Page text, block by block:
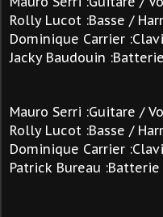
Rolly Lucot :Basse /
Dominique Carrier
Jacky Baudouin
Mauro Serri :Guitare /
Rolly Lucot :Basse /
Dominique Carrier
Patrick Bureau :Batterie